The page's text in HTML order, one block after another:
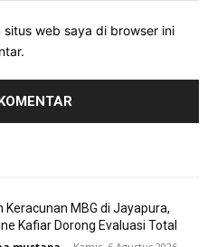
situs web saya di browser ini
Keracunan MBG di Jayapura,
Kafiar Dorong Evaluasi Total